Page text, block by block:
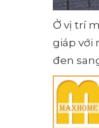
Ở vị trí
giáp với
đen